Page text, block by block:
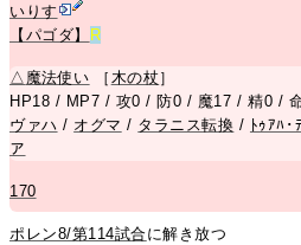
いりす
【パゴダ】
R
△ 魔法使い ［ 木の杖］
HP18 / MP7 / 攻0 / 防0 / 魔17 / 精0 /
ヴァハ / オグマ / タラニス転換 / ﾄｩｱﾊ･
ア
170
ポレン8/第114試合に解き放つ